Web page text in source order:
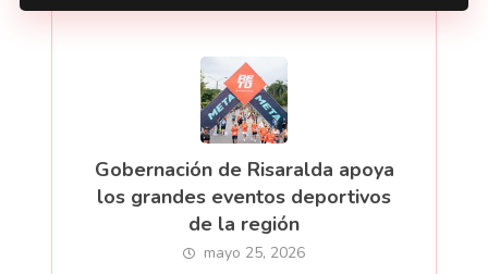
Gobernación de Risaralda apoya
los grandes eventos deportivos
de la región
mayo 25, 2026